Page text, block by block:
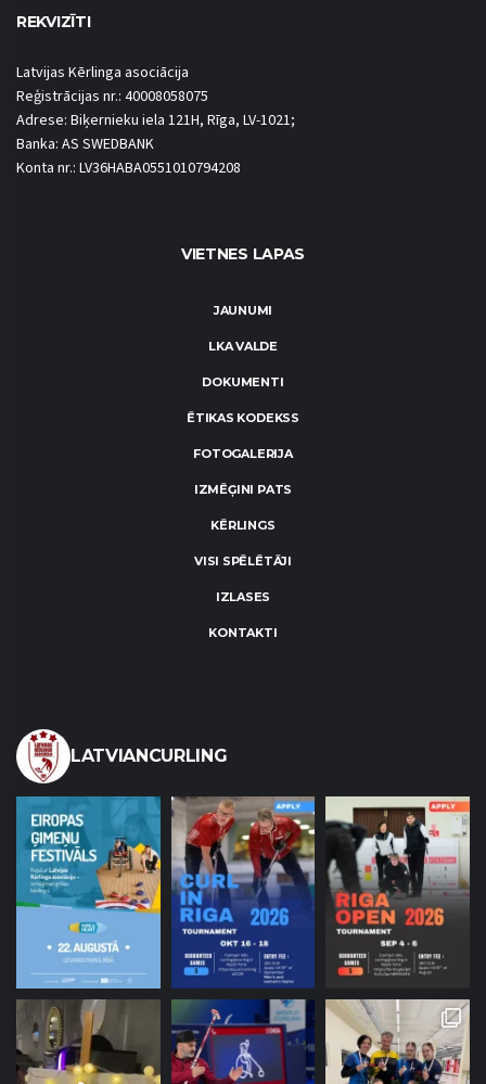
REKVIZĪTI
Latvijas Kērlinga asociācija
Reģistrācijas nr.: 40008058075
Adrese: Biķernieku iela 121H, Rīga, LV-1021;
Banka: AS SWEDBANK
Konta nr.: LV36HABA0551010794208
VIETNES LAPAS
JAUNUMI
LKA VALDE
DOKUMENTI
ĒTIKAS KODEKSS
FOTOGALERIJA
IZMĒĢINI PATS
KĒRLINGS
VISI SPĒLĒTĀJI
IZLASES
KONTAKTI
LATVIANCURLING